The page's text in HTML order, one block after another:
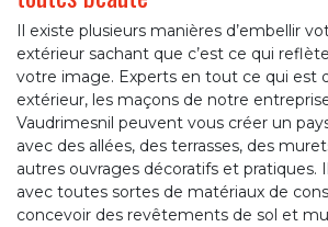
Il existe plusieurs manières d’embellir
extérieur sachant que c’est ce qui
votre image. Experts en tout ce qui est
extérieur, les maçons de notre
Vaudrimesnil peuvent vous créer un
avec des allées, des terrasses, des
autres ouvrages décoratifs et pratiques.
avec toutes sortes de matériaux de
concevoir des revêtements de sol et